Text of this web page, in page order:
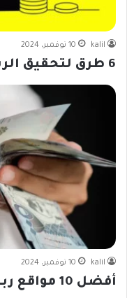
kalil 10 نوفمبر، 2024
6 طرق لتحقيق الربح من تطبيق سناب شات
kalil 10 نوفمبر، 2024
أفضل 10 مواقع ربح المال من الانترنت